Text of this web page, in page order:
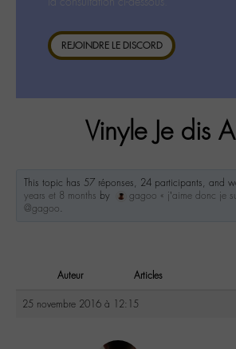
REJOINDRE LE DISCORD
Vinyle Je dis
This topic has 57 réponses, 24 participants, and
years et 8 months by
gagoo « j’aime donc je
@gagoo.
Auteur Articles
25 novembre 2016 à 12:15